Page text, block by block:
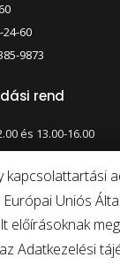
24-60
9873
rend
és 13.00-16.00
és 13.00-17.00
váltása
kapcsolattartási
Uniós
előírásoknak
Adatkezelési